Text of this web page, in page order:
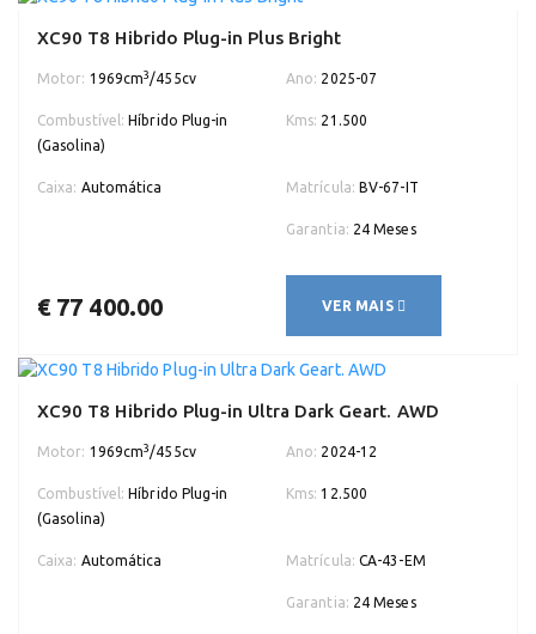
XC90 T8 Hibrido Plug-in Plus Bright
Motor: 1969cm3/455cv Ano: 2025-07
Combustível: Híbrido Plug-in
(Gasolina)
Kms: 21.500
Caixa: Automática Matrícula: BV-67-IT
Garantia: 24 Meses
€ 77 400.00 VER MAIS
XC90 T8 Hibrido Plug-in Ultra Dark Geart. AWD
Motor: 1969cm3/455cv Ano: 2024-12
Combustível: Híbrido Plug-in
(Gasolina)
Kms: 12.500
Caixa: Automática Matrícula: CA-43-EM
Garantia: 24 Meses